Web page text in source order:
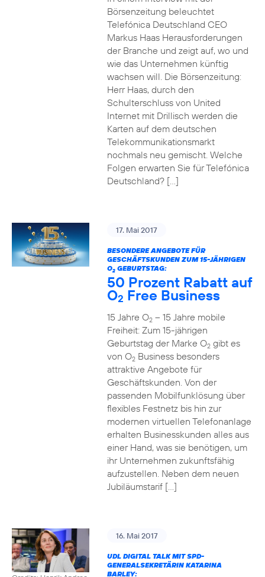
Börsenzeitung beleuchtet
Telefónica Deutschland CEO
Markus Haas Herausforderungen
der Branche und zeigt auf, wo und
wie das Unternehmen künftig
wachsen will. Die Börsenzeitung:
Herr Haas, durch den
Schulterschluss von United
Internet mit Drillisch werden die
Karten auf dem deutschen
Telekommunikationsmarkt
nochmals neu gemischt. Welche
Folgen erwarten Sie für Telefónica
Deutschland? […]
17. Mai 2017
BESONDERE ANGEBOTE FÜR
GESCHÄFTSKUNDEN ZUM 15-JÄHRIGEN
O2GEBURTSTAG:
50 Prozent Rabatt auf
O2 Free Business
15 Jahre O2– 15 Jahre mobile
Freiheit: Zum 15-jährigen
Geburtstag der Marke O2gibt es
von O2Business besonders
attraktive Angebote für
Geschäftskunden. Von der
passenden Mobilfunklösung über
flexibles Festnetz bis hin zur
modernen virtuellen Telefonanlage
erhalten Businesskunden alles aus
einer Hand, was sie benötigen, um
ihr Unternehmen zukunftsfähig
aufzustellen. Neben dem neuen
Jubiläumstarif […]
16. Mai 2017
UDL DIGITAL TALK MIT SPD-
GENERALSEKRETÄRIN KATARINA
BARLEY: